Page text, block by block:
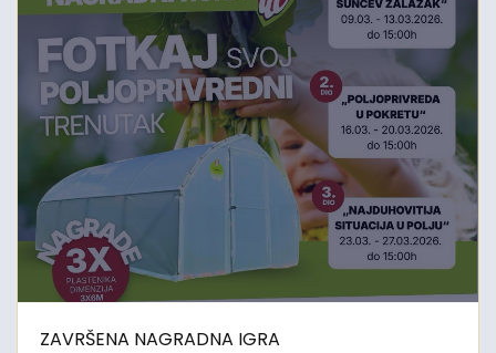
ZAVRŠENA NAGRADNA IGRA